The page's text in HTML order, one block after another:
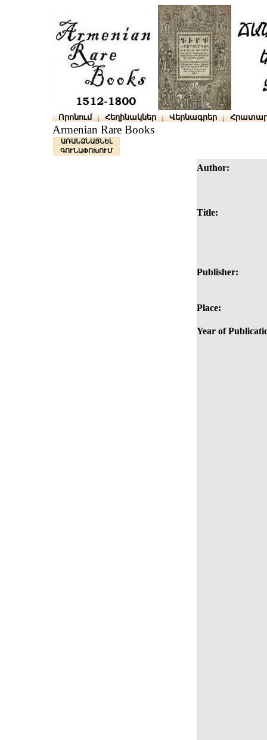
Որոնում Հեղինակներ Վերնագրեր
Armenian Rare Books
ԱՌԱՆՁՆԱՑՆԵԼ
ԳՈՒՆԱՓՈԽՈՒՄ
Author:
Title:
Publisher:
Place:
Year of